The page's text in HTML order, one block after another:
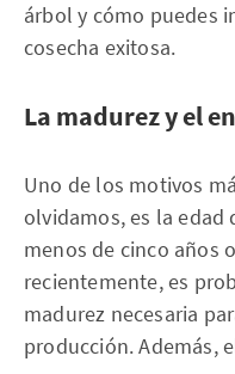
árbol y cómo puedes
cosecha exitosa.
La madurez y el
Uno de los motivos
olvidamos, es la edad
menos de cinco años
recientemente, es
madurez necesaria
producción. Además,